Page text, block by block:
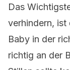
Das
verhindern, ist
Baby in der
richtig an der